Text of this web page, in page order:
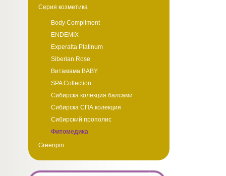
Серия козметика
Body Compliment
ENDEMIX
Experalta Platinum
Siberian Rose
Витамама BABY
SPA Collection
Сибирска колекция балсами
Сибирска СПА колекция
Сибирский прополис
Фитомедика
Greenpin